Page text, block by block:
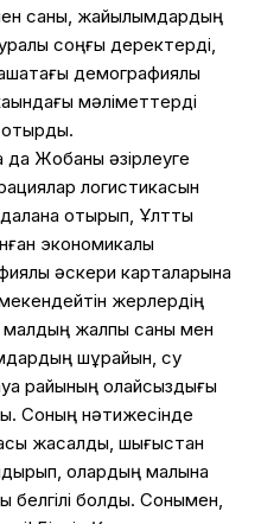
саны, жайылымдардың
соңғы деректерді,
демографиялық
мәліметтерді
отырды.
Жобаны әзірлеуге
логистикасын
отырып, Ұлттық
экономикалық
әскери карталарына
мекендейтін жерлердің
малдың жалпы саны мен
шұрайын, су
райының қолайсыздығы
Соның нәтижесінде
жасалды, шығыстан
олардың малына
болды. Сонымен,